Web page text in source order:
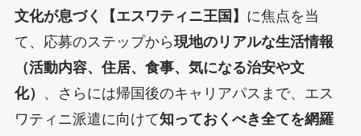
文化が息づく【エスワティニ王国】 に焦点を当
て、応募のステップから現地のリアルな生活情報
（活動内容、住居、食事、気になる治安や文
化）
、さらには帰国後のキャリアパスまで、エス
ワティニ派遣に向けて知っておくべき全てを網羅